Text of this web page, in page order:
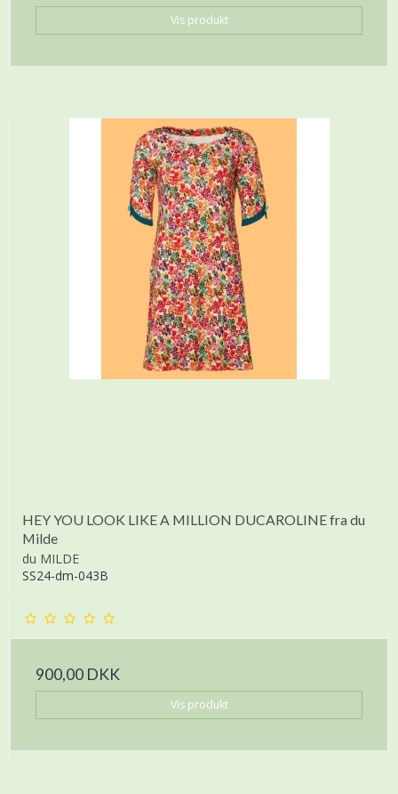
Vis produkt
HEY YOU LOOK LIKE A MILLION DUCAROLINE fra du
Milde
du MILDE
SS24-dm-043B
900,00 DKK
Vis produkt